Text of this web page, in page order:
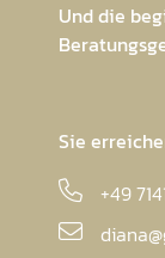
Und die
Sie
+49